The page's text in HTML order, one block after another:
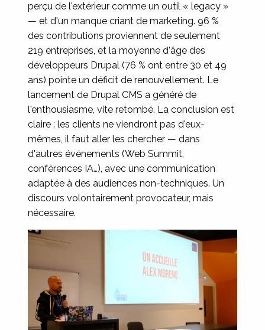
perçu de l'extérieur comme un outil « legacy »
— et d'un manque criant de marketing. 96 %
des contributions proviennent de seulement
219 entreprises, et la moyenne d'âge des
développeurs Drupal (76 % ont entre 30 et 49
ans) pointe un déficit de renouvellement. Le
lancement de Drupal CMS a généré de
l'enthousiasme, vite retombé. La conclusion est
claire : les clients ne viendront pas d'eux-
mêmes, il faut aller les chercher — dans
d'autres événements (Web Summit,
conférences IA…), avec une communication
adaptée à des audiences non-techniques. Un
discours volontairement provocateur, mais
nécessaire.